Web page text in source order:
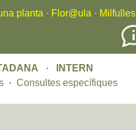
planta · Flor@ula · Milfulles
·
INTERN
· Consultes específiques